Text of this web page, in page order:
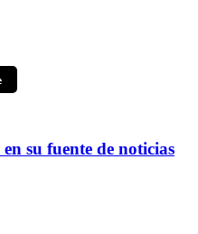
en su fuente de noticias